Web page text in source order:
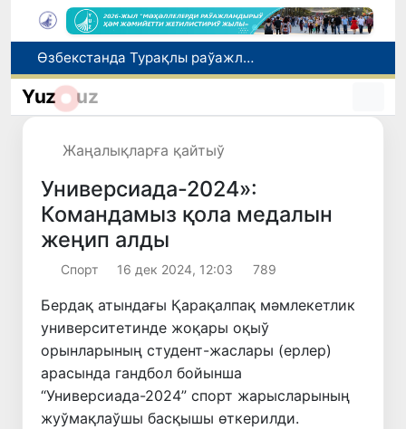
Июль айында Миграция агентлигиниң Москва қаласындағы ўәкилханасы 1 мың 800 ден аслам Өзбекстан пуқараларына жәрдем көрсетти
Өзбекстан сайланды командасы Астана қаласында өткерилип атырған "Келешек ойынлары - 2026" спорт жарысларының шерек финалына шықты
Yuz uz
Жаңалықларға қайтыў
Универсиада-2024»:
Командамыз қола медалын
жеңип алды
Спорт 16 дек 2024, 12:03 789
Бердақ атындағы Қарақалпақ мәмлекетлик
университетинде жоқары оқыў
орынларының студент-жаслары (ерлер)
арасында гандбол бойынша
“Универсиада-2024” спорт жарысларының
жуўмақлаўшы басқышы өткерилди.